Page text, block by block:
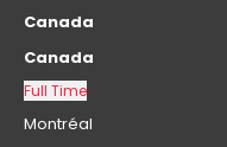
Canada
Canada
Full Time
Montréal